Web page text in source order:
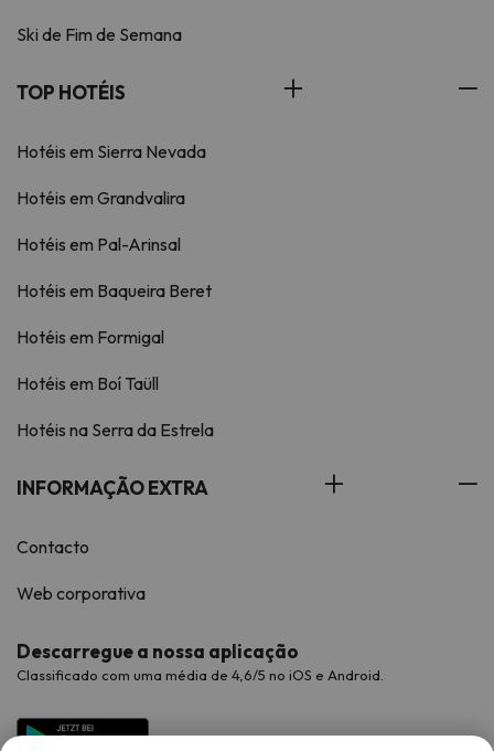
Ski de Fim de Semana
TOP HOTÉIS
Hotéis em Sierra Nevada
Hotéis em Grandvalira
Hotéis em Pal-Arinsal
Hotéis em Baqueira Beret
Hotéis em Formigal
Hotéis em Boí Taüll
Hotéis na Serra da Estrela
INFORMAÇÃO EXTRA
Contacto
Web corporativa
Descarregue a nossa aplicação
Classificado com uma média de 4,6/5 no iOS e Android.